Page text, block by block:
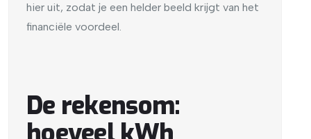
hier uit, zodat je een helder beeld krijgt van het
financiële voordeel.
De rekensom: